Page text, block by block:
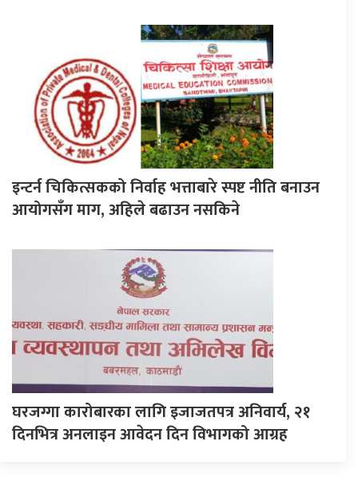
इन्टर्न चिकित्सकको निर्वाह भत्ताबारे स्पष्ट नीति बनाउन
आयोगसँग माग, अहिले बढाउन नसकिने
घरजग्गा कारोबारका लागि इजाजतपत्र अनिवार्य, २१
दिनभित्र अनलाइन आवेदन दिन विभागको आग्रह